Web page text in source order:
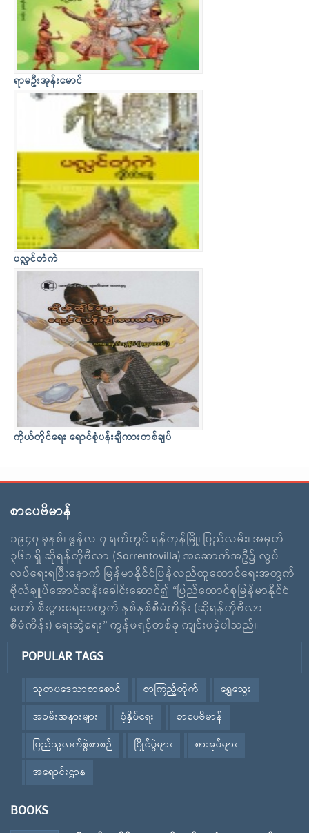
ရာမဦးအုန်းမောင်
ပလ္လင်တံကဲ
ကိုယ်တိုင်ရေး ရောင်စုံပန်းချီကားတစ်ချပ်
စာပေဗိမာန်
၁၉၄၇ ခုနှစ်၊ ဇွန်လ ၇ ရက်တွင် ရန်ကုန်မြို့၊ ပြည်လမ်း၊ အမှတ်
၃၆၁ ရှိ ဆိုရန်တိုဗီလာ (Sorrentovilla) အဆောက်အဦ၌ လွပ်
လပ်ရေးရပြီးနောက် မြန်မာနိုင်ငံပြန်လည်ထူထောင်ရေးအတွက်
ဗိုလ်ချူပ်အောင်ဆန်းခေါင်းဆောင်၍ “ပြည်ထောင်စုမြန်မာနိုင်ငံ
တော် စီးပွားရေးအတွက် နှစ်နှစ်စီမံကိန်း (ဆိုရန်တိုဗီလာ
စီမံကိန်း) ရေးဆွဲရေး” ကွန်ဖရင့်တစ်ခု ကျင်းပခဲ့ပါသည်။
POPULAR TAGS
သုတပဒေသာစာစောင် စာကြည့်တိုက်
ရွှေသွေး
အခမ်းအနားများ
ပုံနှိပ်ရေး
စာပေဗိမာန်
ပြည်သူ့လက်စွဲစာစဉ်
ပြိုင်ပွဲများ
စာအုပ်များ
အရောင်းဌာန
BOOKS